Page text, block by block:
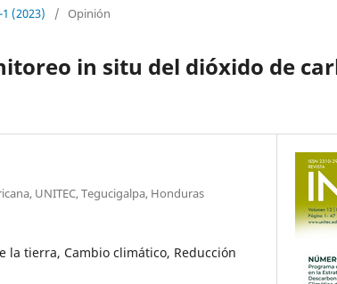
(2023) / Opinión
in situ del dióxido de
UNITEC, Tegucigalpa, Honduras
la tierra, Cambio climático, Reducción